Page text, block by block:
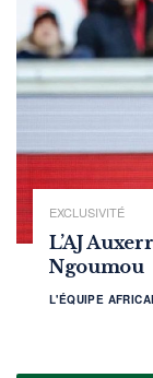
EXCLUSIVITÉ
L’AJ
Ngoumou
L'ÉQUIPE